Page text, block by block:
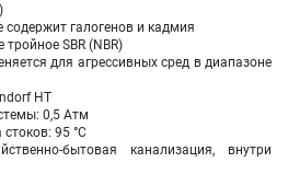
содержит галогенов и кадмия
SBR (NBR)
для агрессивных сред в диапазоне
HT
0,5 Атм
95 °C
бытовая канализация, внутри